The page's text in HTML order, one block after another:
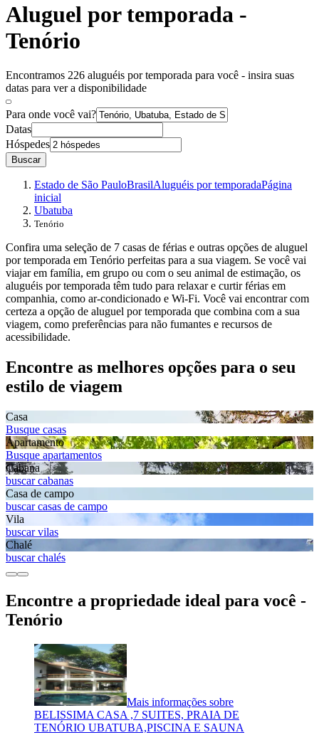
Aluguel por temporada -
Tenório
Encontramos 226 aluguéis por temporada para você - insira suas
datas para ver a disponibilidade
Para onde você vai?
Datas
Hóspedes
Buscar
Estado de São PauloBrasilAluguéis por temporadaPágina
inicial
Ubatuba
Tenório
Confira uma seleção de 7 casas de férias e outras opções de aluguel
por temporada em Tenório perfeitas para a sua viagem. Se você vai
viajar em família, em grupo ou com o seu animal de estimação, os
aluguéis por temporada têm tudo para relaxar e curtir férias em
companhia, como ar-condicionado e Wi-Fi. Você vai encontrar com
certeza a opção de aluguel por temporada que combina com a sua
viagem, como preferências para não fumantes e recursos de
acessibilidade.
Encontre as melhores opções para o seu
estilo de viagem
Casa
Busque casas
Apartamento
Busque apartamentos
Cabana
buscar cabanas
Casa de campo
buscar casas de campo
Vila
buscar vilas
Chalé
buscar chalés
Encontre a propriedade ideal para você -
Tenório
Mais informações sobre
BELISSIMA CASA ,7 SUITES, PRAIA DE
TENÓRIO UBATUBA,PISCINA E SAUNA